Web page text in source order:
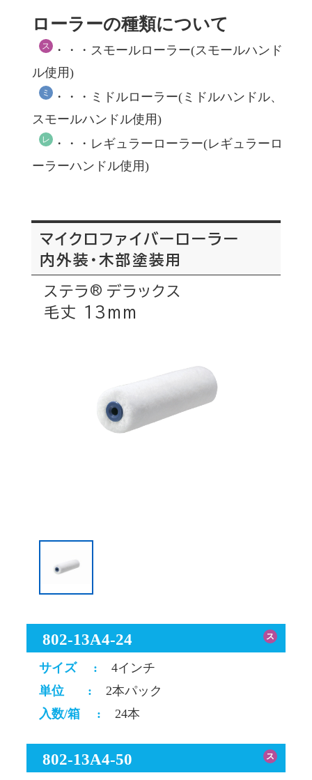
ローラーの種類について
ス ・・・スモールローラー(スモールハンド
ル使用)
ミ ・・・ミドルローラー(ミドルハンドル、
スモールハンドル使用)
レ ・・・レギュラーローラー(レギュラーロ
ーラーハンドル使用)
マイクロファイバーローラー
内外装・木部塗装用
ステラ ® デラックス
毛丈 13mm
802-13A4-24 ス
サイズ :
4インチ
単位
:
2本パック
入数/箱
: 24本
802-13A4-50 ス